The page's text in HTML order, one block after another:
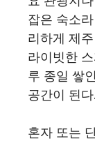
잡은 숙소
리하게 제
라이빗한
루 종일 쌓
공간이 된다.
혼자 또는